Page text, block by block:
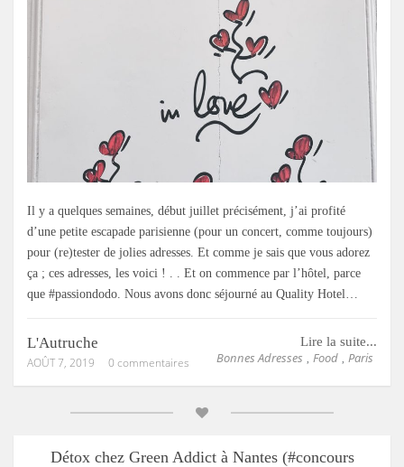
Il y a quelques semaines, début juillet précisément, j’ai profité
d’une petite escapade parisienne (pour un concert, comme toujours)
pour (re)tester de jolies adresses. Et comme je sais que vous adorez
ça ; ces adresses, les voici ! . . Et on commence par l’hôtel, parce
que #passiondodo. Nous avons donc séjourné au Quality Hotel…
Lire la suite...
Bonnes Adresses Food Paris
L'Autruche
AOÛT 7, 2019 0 commentaires
Détox chez Green Addict à Nantes (#concours